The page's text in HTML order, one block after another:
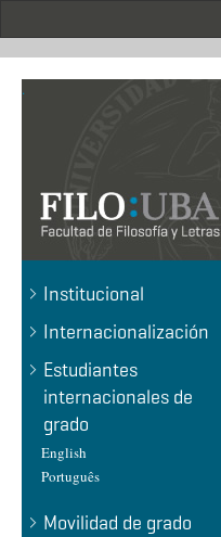
.
Institucional
Internacionalización
Estudiantes
internacionales de
grado
English
Português
Movilidad de grado